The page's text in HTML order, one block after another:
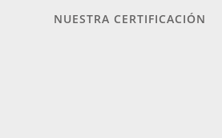
NUESTRA CERTIFICACIÓN